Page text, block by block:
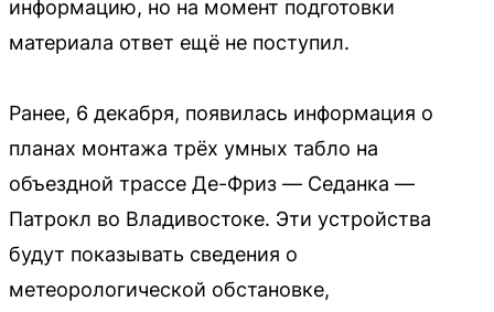
информацию, но на момент подготовки
материала ответ ещё не поступил.
Ранее, 6 декабря, появилась информация о
планах монтажа трёх умных табло на
объездной трассе Де-Фриз — Седанка —
Патрокл во Владивостоке. Эти устройства
будут показывать сведения о
метеорологической обстановке,